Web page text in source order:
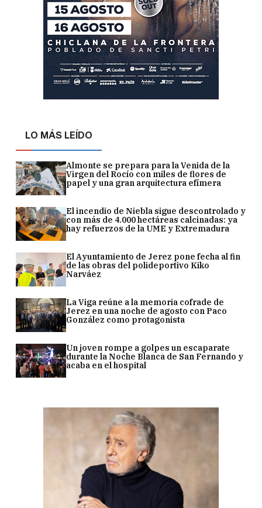
LO MÁS LEÍDO
Almonte se prepara para la Venida de la
Virgen del Rocío con miles de flores de
papel y una gran arquitectura efímera
El incendio de Niebla sigue descontrolado y
con más de 4.000 hectáreas calcinadas: ya
hay refuerzos de la UME y Extremadura
El Ayuntamiento de Jerez pone fecha al fin
de las obras del polideportivo Kiko
Narváez
La Viga reúne a la memoria cofrade de
Jerez en una noche de agosto con Paco
González como protagonista
Un joven rompe a golpes un escaparate
durante la Noche Blanca de San Fernando y
acaba en el hospital